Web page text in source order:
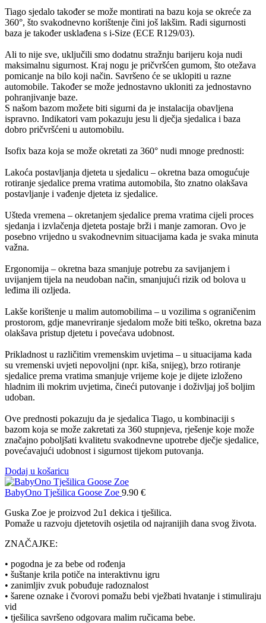
Tiago sjedalo također se može montirati na bazu koja se okreće za
360°, što svakodnevno korištenje čini još lakšim. Radi sigurnosti
baza je također usklađena s i-Size (ECE R129/03).
Ali to nije sve, uključili smo dodatnu stražnju barijeru koja nudi
maksimalnu sigurnost. Kraj nogu je pričvršćen gumom, što otežava
pomicanje na bilo koji način. Savršeno će se uklopiti u razne
automobile. Također se može jednostavno ukloniti za jednostavno
pohranjivanje baze.
S našom bazom možete biti sigurni da je instalacija obavljena
ispravno. Indikatori vam pokazuju jesu li dječja sjedalica i baza
dobro pričvršćeni u automobilu.
Isofix baza koja se može okretati za 360° nudi mnoge prednosti:
Lakoća postavljanja djeteta u sjedalicu – okretna baza omogućuje
rotiranje sjedalice prema vratima automobila, što znatno olakšava
postavljanje i vađenje djeteta iz sjedalice.
Ušteda vremena – okretanjem sjedalice prema vratima cijeli proces
sjedanja i izvlačenja djeteta postaje brži i manje zamoran. Ovo je
posebno vrijedno u svakodnevnim situacijama kada je svaka minuta
važna.
Ergonomija – okretna baza smanjuje potrebu za savijanjem i
uvijanjem tijela na neudoban način, smanjujući rizik od bolova u
leđima ili ozljeda.
Lakše korištenje u malim automobilima – u vozilima s ograničenim
prostorom, gdje manevriranje sjedalom može biti teško, okretna baza
olakšava pristup djetetu i povećava udobnost.
Prikladnost u različitim vremenskim uvjetima – u situacijama kada
su vremenski uvjeti nepovoljni (npr. kiša, snijeg), brzo rotiranje
sjedalice prema vratima smanjuje vrijeme koje je dijete izloženo
hladnim ili mokrim uvjetima, čineći putovanje i doživljaj još boljim
udoban.
Ove prednosti pokazuju da je sjedalica Tiago, u kombinaciji s
bazom koja se može zakretati za 360 stupnjeva, rješenje koje može
značajno poboljšati kvalitetu svakodnevne upotrebe dječje sjedalice,
povećavajući udobnost i sigurnost tijekom putovanja.
Dodaj u košaricu
BabyOno Tješilica Goose Zoe 9.90 €
Guska Zoe je proizvod 2u1 dekica i tješilica.
Pomaže u razvoju djetetovih osjetila od najranijih dana svog života.
ZNAČAJKE:
• pogodna je za bebe od rođenja
• šuštanje krila potiče na interaktivnu igru
• zanimljiv zvuk pobuđuje radoznalost
• šarene oznake i čvorovi pomažu bebi vježbati hvatanje i stimuliraju
vid
• tješilica savršeno odgovara malim ručicama bebe.